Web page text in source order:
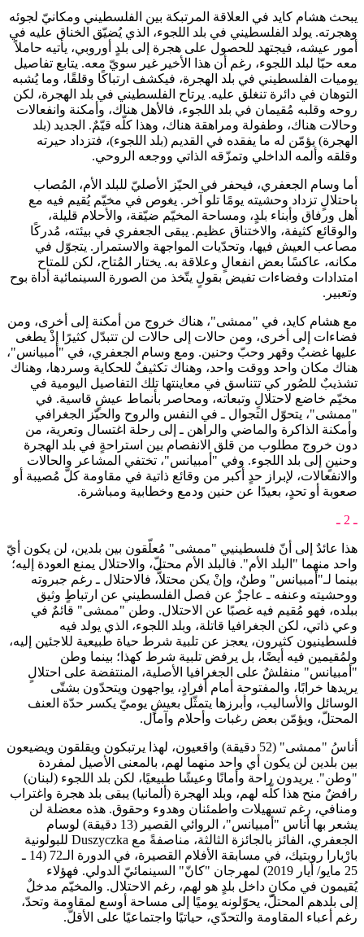
يبحث هشام كايد في العلاقة المرتبكة بين الفلسطيني ومكانيّ لجوئه
وهجرته. يولد الفلسطيني في بلد اللجوء، الذي يُضيّق الخناق عليه في
أمور عيشه، فيجتهد للحصول على هجرة إلى بلدٍ أوروبي، يأتيه حاملاً
معه حبّا لبلد اللجوء، رغم أن هذا الأخير غير سويّ معه. يتابع تفاصيل
يوميات الفلسطيني في بلد الهجرة، فيكشف ارتباكًا وقلقًا، وما يُشبه
التوهان في دائرة تنغلق عليه. يرتاح الفلسطيني في بلد الهجرة، لكن
روحه وقلبه مُقيمان في بلد اللجوء، فالأهل هناك، وأمكنة وانفعالات
وحالات هناك، وطفولة ومراهقة هناك، وهذا كلّه قيّمٌ. الجديد (بلد
الهجرة) يؤمّن له ما يفقده في القديم (بلد اللجوء)، فتزداد حيرته
وقلقه وألمه الداخلي وتمزّقه الذاتي ووجعه الروحي.
أما وسام الجعفري، فيحفر في الحيّز الأصليّ للبلد الأم، المُصاب
باحتلالٍ تزداد وحشيته يومًا تلو آخر. يغوص في مخيّم يُقيم فيه مع
أهل ورفاق وأبناء بلدٍ، ومساحة المخيّم ضيّقة، والأحلام قليلة،
والوقائع كثيفة، والاختناق عظيم. يبقى الجعفري في بيئته، مُدركًا
مصاعب العيش فيها، وتحدّيات المواجهة والاستمرار. يتجوّل في
مكانه، عاكسًا بعض انفعالٍ وعلاقة به. يختار المُتاح، لكن للمتاح
امتدادات وفضاءات تفيض بقولٍ يتّخذ من الصورة السينمائية أداة بوح
وتعبير.
مع هشام كايد، في "ممشى"، هناك خروج من أمكنة إلى أخرى، ومن
فضاءات إلى أخرى، ومن حالات إلى حالات لن تتبدّل كثيرًا إذْ يطغى
عليها غضبٌ وقهر وحبّ وحنين. ومع وسام الجعفري، في "أمبيانس"،
هناك مكان واحد ووقت واحد، وهناك تكثيفٌ للحكاية وسردها، وهناك
تشذيبٌ للصُور كي تتناسق في معاينتها تلك التفاصيل اليومية في
مخيّم خاضع لاحتلالٍ وتبعاته، ومحاصر بأنماط عيشٍ قاسية. في
"ممشى"، يتحوّل التجوال ـ في النفس والروح والحيّز الجغرافي
وأمكنة الذاكرة والماضي والراهن ـ إلى رحلة اغتسال وتعرية، من
دون خروج مطلوب من قلق الانفصام بين استراحةٍ في بلد الهجرة
وحنينٍ إلى بلد اللجوء. وفي "أمبيانس"، تختفي المشاعر والحالات
والانفعالات، لإبراز حدٍ أكبر من وقائع ذاتية في مقاومة كلّ مُصيبة أو
صعوبة أو تحدٍ، بعيدًا عن حنين ودمع وخطابية ومباشرة.
ـ 2 ـ
هذا عائدٌ إلى أنّ فلسطينيي "ممشى" مُعلّقون بين بلدين، لن يكون أيّ
واحد منهما "البلد الأم". فالبلد الأم محتلّ، والاحتلال يمنع العودة إليه؛
بينما لـ"أمبيانس" وطنٌ، وإنْ يكن محتلاًّ، فالاحتلال ـ رغم جبروته
ووحشيته وعنفه ـ عاجزٌ عن فصل الفلسطيني عن ارتباطٍ وثيق
ببلده، فهو مُقيم فيه غصبًا عن الاحتلال. وطن "ممشى" قائمٌ في
وعي ذاتي، لكن الجغرافيا قاتلة، وبلد اللجوء، الذي يولد فيه
فلسطينيون كثيرون، يعجز عن تلبية شرط حياة طبيعية للاجئين إليه،
ولمُقيمين فيه أيضًا، بل يرفض تلبية شرط كهذا؛ بينما وطن
"أمبيانس" منفلشٌ على الجغرافيا الأصلية، المنتفضة على احتلالٍ
يريدها خرابًا، والمفتوحة أمام أفرادٍ، يواجهون ويتحدّون بشتّى
الوسائل والأساليب، وأبرزها يتمثّل بعيشٍ يوميّ يكسر حدّة العنف
المحتلّ، ويؤمّن بعض رغبات وأحلام وآمال.
أناسُ "ممشى" (52 دقيقة) واقعيون، لهذا يرتبكون ويقلقون ويضيعون
بين بلدين لن يكون أي واحد منهما لهم، بالمعنى الأصيل لمفردة
"وطن". يريدون راحة وأمانًا وعيشًا طبيعيًا، لكن بلد اللجوء (لبنان)
رافضٌ منح هذا كلّه لهم، وبلد الهجرة (ألمانيا) يبقى بلد هجرة واغتراب
ومنافي، رغم تسهيلات واطمئنان وهدوء وحقوق. هذه معضلة لن
يشعر بها أناس "أمبيانس"، الروائي القصير (13 دقيقة) لوسام
الجعفري، الفائز بالجائزة الثالثة، مناصفةً مع Duszyczka للبولونية
بارْبارا روبتيك، في مسابقة الأفلام القصيرة، في الدورة الـ72 (14 ـ
25 مايو/ أيار 2019) لمهرجان "كانّ" السينمائيّ الدولي. فهؤلاء
يُقيمون في مكانٍ داخل بلدٍ هو لهم، رغم الاحتلال. والمخيّم مدخلٌ
إلى بلدهم المحتلّ، يحوّلونه يوميًا إلى مساحة أوسع لمقاومة وتحدّ،
رغم أعباء المقاومة والتحدّي، حياتيًا واجتماعيًا على الأقلّ.